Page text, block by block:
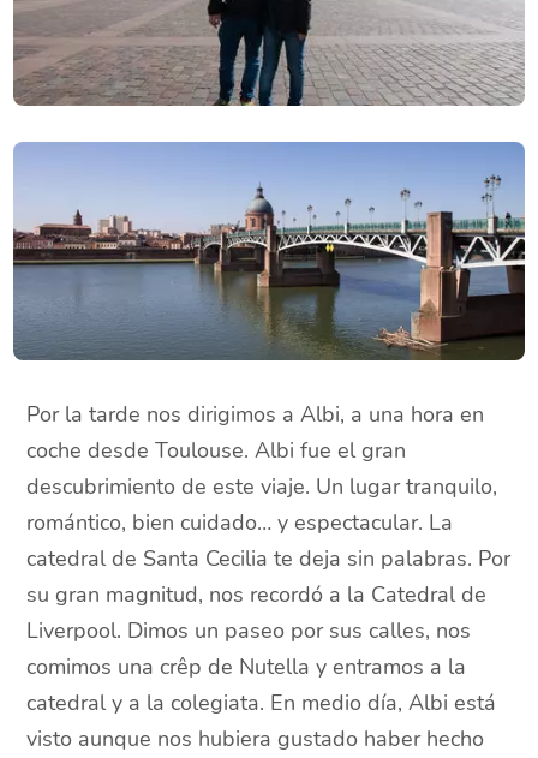
Por la tarde nos dirigimos a Albi, a una hora en
coche desde Toulouse. Albi fue el gran
descubrimiento de este viaje. Un lugar tranquilo,
romántico, bien cuidado… y espectacular. La
catedral de Santa Cecilia te deja sin palabras. Por
su gran magnitud, nos recordó a la Catedral de
Liverpool. Dimos un paseo por sus calles, nos
comimos una crêp de Nutella y entramos a la
catedral y a la colegiata. En medio día, Albi está
visto aunque nos hubiera gustado haber hecho